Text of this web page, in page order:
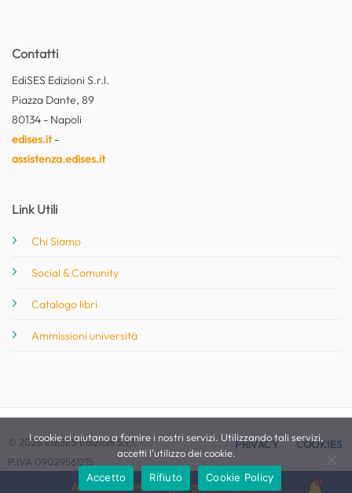
Attiva le notifiche per questo concorso
Contatti
EdiSES Edizioni S.r.l.
Piazza Dante, 89
80134 - Napoli
edises.it-
assistenza.edises.it
Link Utili
Chi Siamo
Social & Comunity
Catalogo libri
Ammissioni università
© 2026 EdiSES Edizioni S.r.l. -
P.IVA 09029561215
PRIVACY COOKIES
I cookie ci aiutano a fornire i nostri servizi. Utilizzando tali servizi,
accetti l'utilizzo dei cookie.
Accetto
Rifiuto Cookie Policy